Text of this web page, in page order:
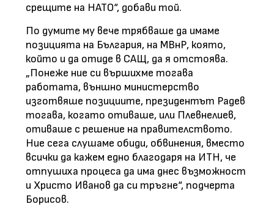
срещите на НАТО“, добави той.
По думите му вече трябваше да имаме
позицията на България, на МВнР, която,
който и да отиде в САЩ, да я отстоява.
„Понеже ние си вършихме тогава
работата, външно министерство
изготвяше позициите, президентът Радев
тогава, когато отиваше, или Плевнелиев,
отиваше с решение на правителството.
Ние сега слушаме обиди, обвинения, вместо
всички да кажем едно благодаря на ИТН, че
отпушиха процеса да има днес възможност
и Христо Иванов да си тръгне“, подчерта
Борисов.